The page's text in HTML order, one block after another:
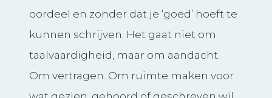
oordeel en zonder dat je ‘goed’ hoeft te
kunnen schrijven. Het gaat niet om
taalvaardigheid, maar om aandacht.
Om vertragen. Om ruimte maken voor